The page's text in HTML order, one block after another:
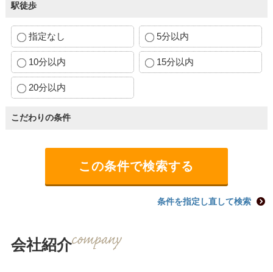
駅徒歩
指定なし 5分以内
10分以内 15分以内
20分以内
こだわりの条件
条件を指定し直して検索
会社紹介